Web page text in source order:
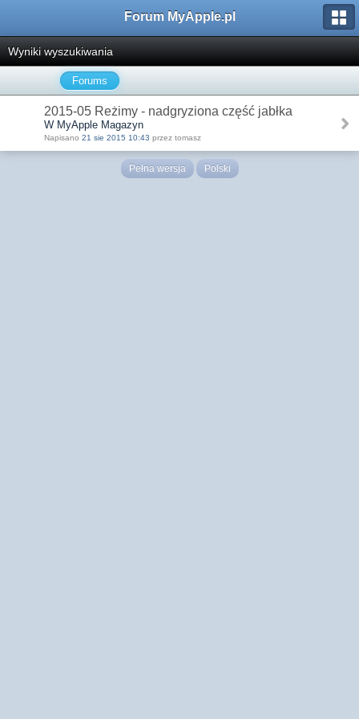
Forum MyApple.pl
Wyniki wyszukiwania
Forums
2015-05 Reżimy - nadgryziona część jabłka
W MyApple Magazyn
Napisano 21 sie 2015 10:43 przez tomasz
Pełna wersja Polski